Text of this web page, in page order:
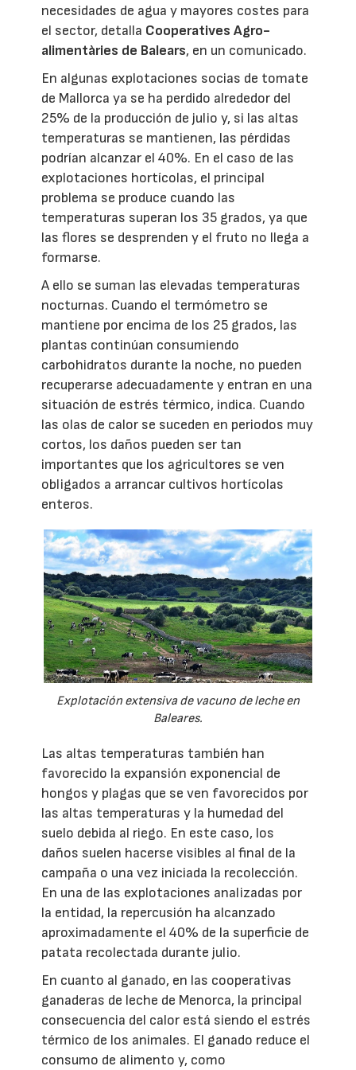
necesidades de agua y mayores costes para
el sector, detalla Cooperatives Agro-
alimentàries de Balears, en un comunicado.
En algunas explotaciones socias de tomate
de Mallorca ya se ha perdido alrededor del
25% de la producción de julio y, si las altas
temperaturas se mantienen, las pérdidas
podrían alcanzar el 40%. En el caso de las
explotaciones hortícolas, el principal
problema se produce cuando las
temperaturas superan los 35 grados, ya que
las flores se desprenden y el fruto no llega a
formarse.
A ello se suman las elevadas temperaturas
nocturnas. Cuando el termómetro se
mantiene por encima de los 25 grados, las
plantas continúan consumiendo
carbohidratos durante la noche, no pueden
recuperarse adecuadamente y entran en una
situación de estrés térmico, indica. Cuando
las olas de calor se suceden en periodos muy
cortos, los daños pueden ser tan
importantes que los agricultores se ven
obligados a arrancar cultivos hortícolas
enteros.
Explotación extensiva de vacuno de leche en
Baleares.
Las altas temperaturas también han
favorecido la expansión exponencial de
hongos y plagas que se ven favorecidos por
las altas temperaturas y la humedad del
suelo debida al riego. En este caso, los
daños suelen hacerse visibles al final de la
campaña o una vez iniciada la recolección.
En una de las explotaciones analizadas por
la entidad, la repercusión ha alcanzado
aproximadamente el 40% de la superficie de
patata recolectada durante julio.
En cuanto al ganado, en las cooperativas
ganaderas de leche de Menorca, la principal
consecuencia del calor está siendo el estrés
térmico de los animales. El ganado reduce el
consumo de alimento y, como